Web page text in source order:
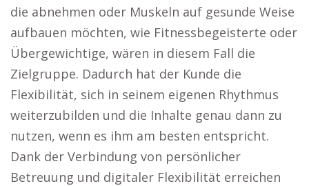
die abnehmen oder Muskeln auf gesunde Weise
aufbauen möchten, wie Fitnessbegeisterte oder
Übergewichtige, wären in diesem Fall die
Zielgruppe. Dadurch hat der Kunde die
Flexibilität, sich in seinem eigenen Rhythmus
weiterzubilden und die Inhalte genau dann zu
nutzen, wenn es ihm am besten entspricht.
Dank der Verbindung von persönlicher
Betreuung und digitaler Flexibilität erreichen